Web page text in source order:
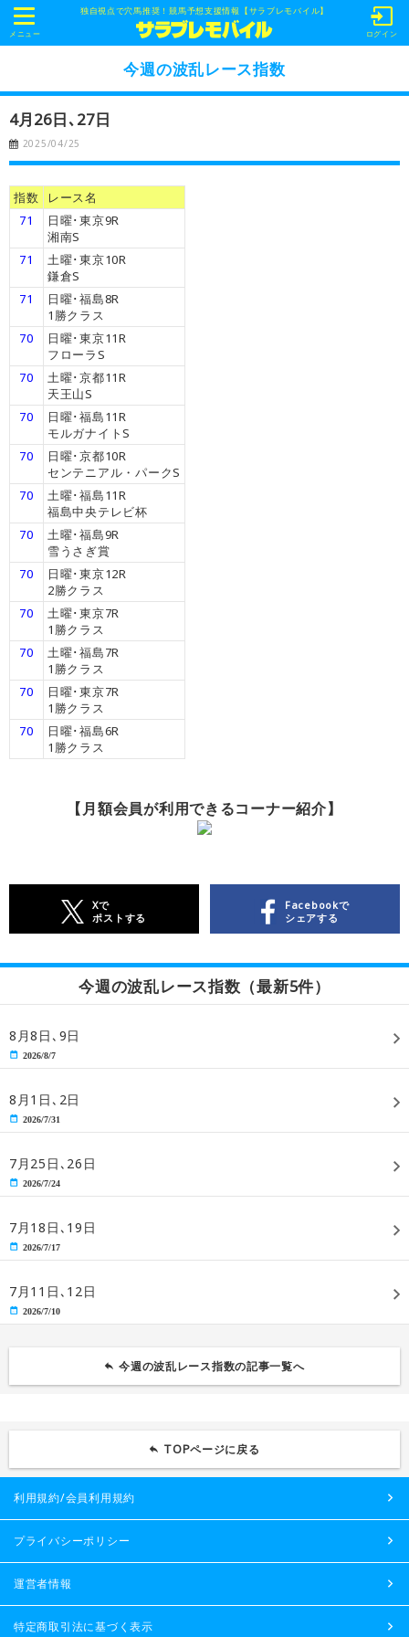
独自視点で穴馬推奨！競馬予想支援情報【サラブレモバイル】
t
o
g
e
a
v
i
g
t
i
o
n
メニュー ログイン
今週の波乱レース指数
4月26日､27日
2025/04/25
指数
レース名
71
日曜･東京9R
湘南S
71
土曜･東京10R
鎌倉S
71
日曜･福島8R
1勝クラス
70
日曜･東京11R
フローラS
70
土曜･京都11R
天王山S
70
日曜･福島11R
モルガナイトS
70
日曜･京都10R
センテニアル・パークS
70
土曜･福島11R
福島中央テレビ杯
70
土曜･福島9R
雪うさぎ賞
70
日曜･東京12R
2勝クラス
70
土曜･東京7R
1勝クラス
70
土曜･福島7R
1勝クラス
70
日曜･東京7R
1勝クラス
70
日曜･福島6R
1勝クラス
【月額会員が利用できるコーナー紹介】
Xで
ポストする
Facebookで
シェアする
今週の波乱レース指数（最新5件）
8月8日､9日
2026/8/7
8月1日､2日
2026/7/31
7月25日､26日
2026/7/24
7月18日､19日
2026/7/17
7月11日､12日
2026/7/10
今週の波乱レース指数の記事一覧へ
TOPページに戻る
利用規約/会員利用規約
プライバシーポリシー
運営者情報
特定商取引法に基づく表示